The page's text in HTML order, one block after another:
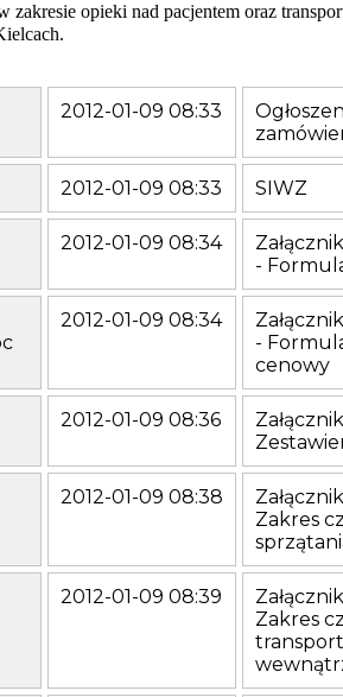
zakresie opieki nad pacjentem oraz
2012-01-09 08:33
2012-01-09 08:33 SIWZ
2012-01-09 08:34
-
2012-01-09 08:34
-
cenowy
2012-01-09 08:36
2012-01-09 08:38
Zakres
2012-01-09 08:39
Zakres